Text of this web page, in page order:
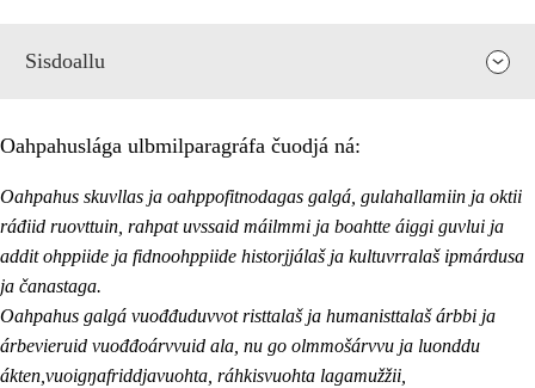
Sisdoallu
Oahpahuslága ulbmilparagráfa čuodjá ná:
Oahpahus skuvllas ja oahppofitnodagas galgá, gulahallamiin ja oktii
ráđiid ruovttuin, rahpat uvssaid máilmmi ja boahtte áiggi guvlui ja
addit ohppiide ja fidnoohppiide historjjálaš ja kultuvrralaš ipmárdusa
ja čanastaga.
Oahpahus galgá vuođđuduvvot risttalaš ja humanisttalaš árbbi ja
árbevieruid vuođđoárvvuid ala, nu go olmmošárvvu ja luonddu
ákten,vuoigŋafriddjavuohta, ráhkisvuohta lagamužžii,